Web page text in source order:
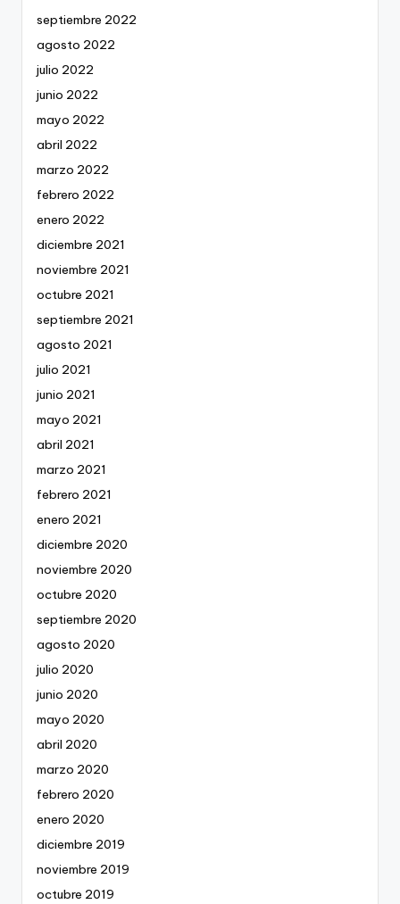
septiembre 2022
agosto 2022
julio 2022
junio 2022
mayo 2022
abril 2022
marzo 2022
febrero 2022
enero 2022
diciembre 2021
noviembre 2021
octubre 2021
septiembre 2021
agosto 2021
julio 2021
junio 2021
mayo 2021
abril 2021
marzo 2021
febrero 2021
enero 2021
diciembre 2020
noviembre 2020
octubre 2020
septiembre 2020
agosto 2020
julio 2020
junio 2020
mayo 2020
abril 2020
marzo 2020
febrero 2020
enero 2020
diciembre 2019
noviembre 2019
octubre 2019